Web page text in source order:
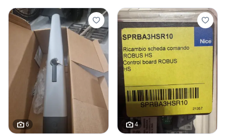
6 4